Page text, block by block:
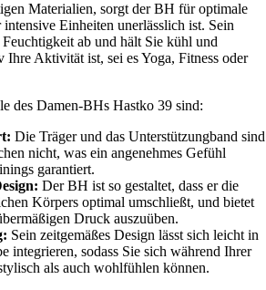
Materialien, sorgt der BH für optimale
Einheiten unerlässlich ist. Sein
ab und hält Sie kühl und
Ihre Aktivität ist, sei es Yoga, Fitness oder
des Damen-BHs Hastko 39 sind:
Die Träger und das Unterstützungband sind
nicht, was ein angenehmes Gefühl
garantiert.
Der BH ist so gestaltet, dass er die
Körpers optimal umschließt, und bietet
Druck auszuüben.
Sein zeitgemäßes Design lässt sich leicht in
integrieren, sodass Sie sich während Ihrer
als auch wohlfühlen können.